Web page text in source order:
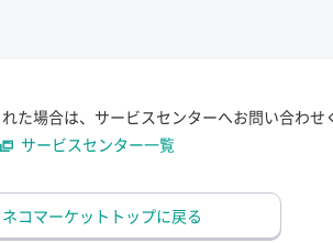
た場合は、サービスセンターへお問い合わせ
サービスセンター一覧
コマーケットトップに戻る